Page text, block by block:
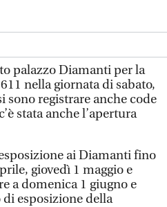
palazzo Diamanti per la
nella giornata di sabato,
sono registrare anche code
stata anche l’apertura
ai Diamanti fino
giovedì 1 maggio e
a domenica 1 giugno e
esposizione della